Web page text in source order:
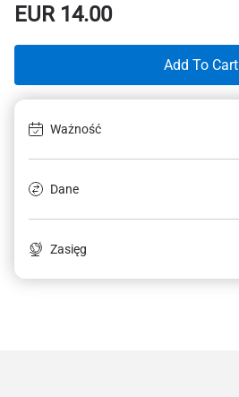
EUR14.00
Add To Cart
Ważność
Dane
Zasięg